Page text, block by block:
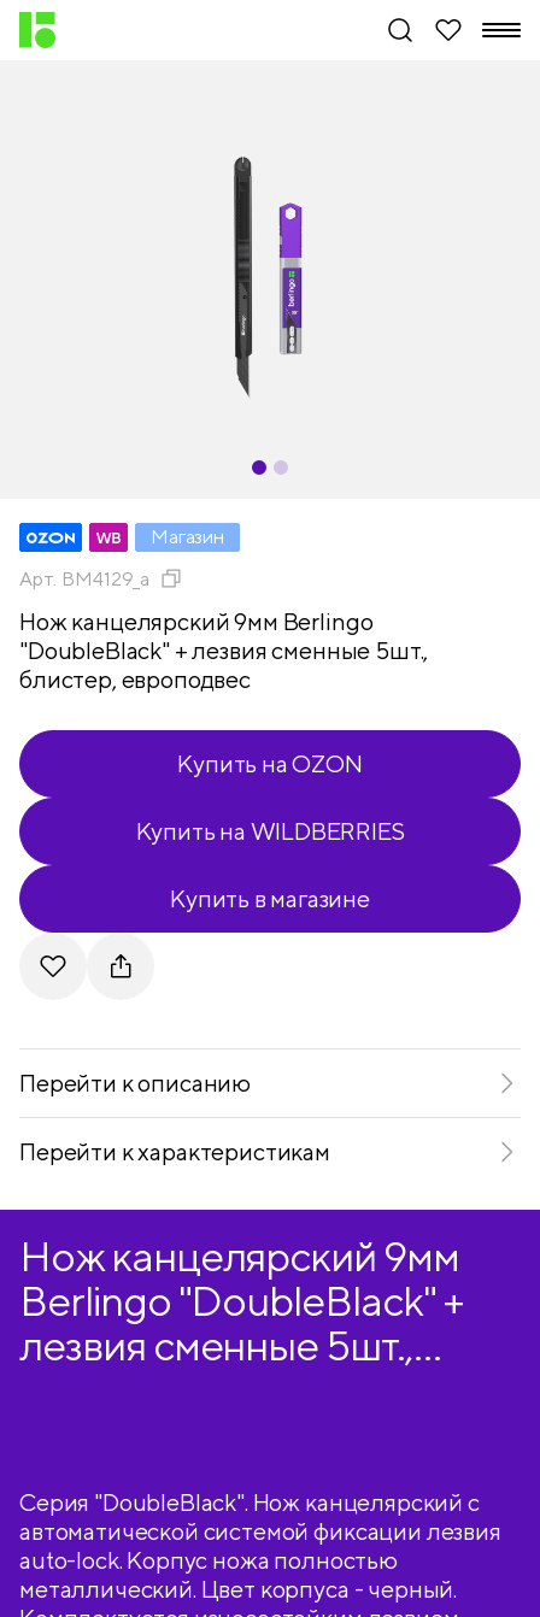
Магазин
Арт. BM4129_a
Нож канцелярский 9мм Berlingo
"DoubleBlack" + лезвия сменные 5шт.,
блистер, европодвес
Купить на OZON
Купить на WILDBERRIES
Купить в магазине
Перейти к описанию
Перейти к характеристикам
Нож канцелярский 9мм
Berlingo "DoubleBlack" +
лезвия сменные 5шт.,
Серия "DoubleBlack". Нож канцелярский с
автоматической системой фиксации лезвия
auto-lock. Корпус ножа полностью
металлический. Цвет корпуса - черный.